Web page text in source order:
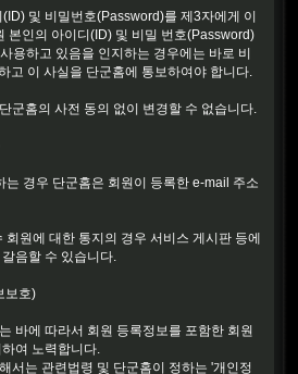
및 비밀번호(Password)를 제3자에게 이
본인의 아이디(ID) 및 비밀 번호(Password)
용하고 있음을 인지하는 경우에는 바로 비
고 이 사실을 단군홈에 통보하여야 합니다.
군홈의 사전 동의 없이 변경할 수 없습니다.
는 경우 단군홈은 회원이 등록한 e-mail 주소
원에 대한 통지의 경우 서비스 게시판 등에
음할 수 있습니다.
보호)
바에 따라서 회원 등록정보를 포함한 회원
여 노력합니다.
서는 관련법령 및 단군홈이 정하는 '개인정